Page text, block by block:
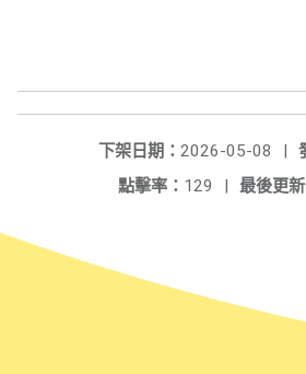
下架日期： 2026-05-08
|
最後更新
點擊率： 129 |